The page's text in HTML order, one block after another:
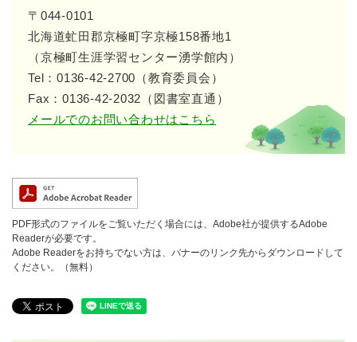
〒044-0101
北海道虻田郡京極町字京極158番地1
（京極町生涯学習センター湧学館内）
Tel：0136-42-2700（教育委員会）
Fax：0136-42-2032（図書室直通）
メールでのお問い合わせはこちら
PDF形式のファイルをご覧いただく場合には、Adobe社が提供するAdobe
Readerが必要です。
Adobe Readerをお持ちでない方は、バナーのリンク先からダウンロードして
ください。（無料）